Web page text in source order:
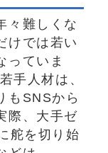
々難しくな
けでは若い
っていま
手人材は、
もSNSから
際、大手ゼ
舵を切り始